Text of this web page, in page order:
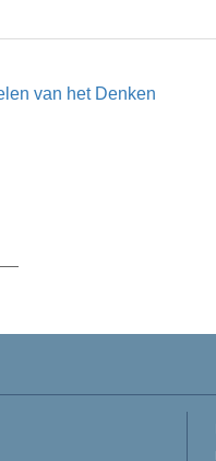
van het Denken